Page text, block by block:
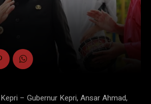
– Gubernur Kepri, Ansar Ahmad,